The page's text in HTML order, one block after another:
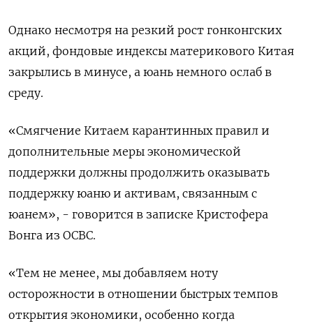
Однако несмотря на резкий рост гонконгских
акций, фондовые индексы материкового Китая
закрылись в минусе, а юань немного ослаб в
среду.
«Смягчение Китаем карантинных правил и
дополнительные меры экономической
поддержки должны продолжить оказывать
поддержку юаню и активам, связанным с
юанем», - говорится в записке Кристофера
Вонга из OCBC.
«Тем не менее, мы добавляем ноту
осторожности в отношении быстрых темпов
открытия экономики, особенно когда